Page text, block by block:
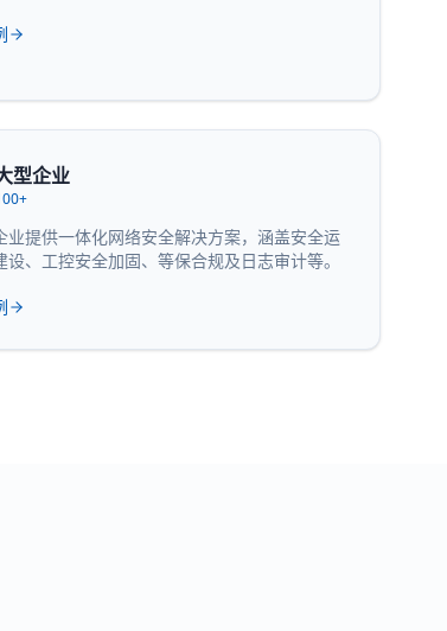
型企业
业提供一体化网络安全解决方案，涵盖安全运
设、工控安全加固、等保合规及日志审计等。